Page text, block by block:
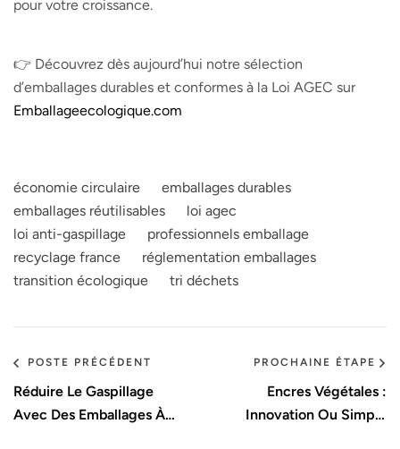
pour votre croissance.
👉 Découvrez dès aujourd’hui notre sélection
d’emballages durables et conformes à la Loi AGEC sur
Emballageecologique.com
économie circulaire
emballages durables
emballages réutilisables
loi agec
loi anti-gaspillage
professionnels emballage
recyclage france
réglementation emballages
transition écologique
tri déchets
POSTE PRÉCÉDENT
Réduire Le Gaspillage
Avec Des Emballages À
PROCHAINE ÉTAPE
Encres Végétales :
Innovation Ou Simple